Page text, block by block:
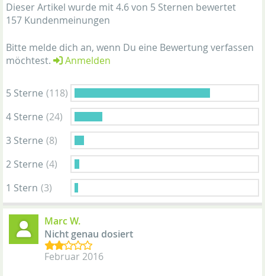
Dieser Artikel wurde mit 4.6 von 5 Sternen bewertet
157 Kundenmeinungen
Bitte melde dich an, wenn Du eine Bewertung verfassen
möchtest.
Anmelden
5 Sterne (118)
4 Sterne (24)
3 Sterne (8)
2 Sterne (4)
1 Stern (3)
Marc W.
Nicht genau dosiert
Februar 2016